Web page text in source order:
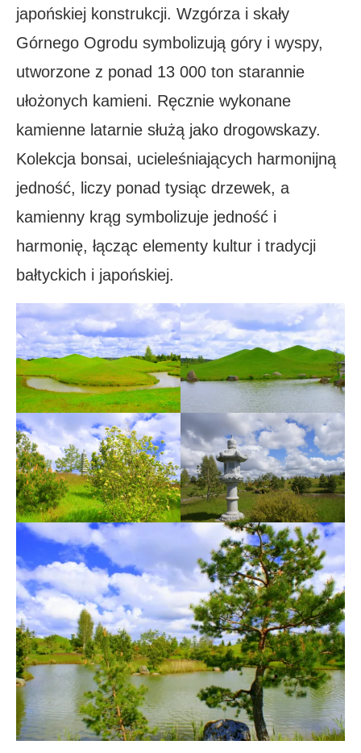
japońskiej konstrukcji. Wzgórza i skały
Górnego Ogrodu symbolizują góry i wyspy,
utworzone z ponad 13 000 ton starannie
ułożonych kamieni. Ręcznie wykonane
kamienne latarnie służą jako drogowskazy.
Kolekcja bonsai, ucieleśniających harmonijną
jedność, liczy ponad tysiąc drzewek, a
kamienny krąg symbolizuje jedność i
harmonię, łącząc elementy kultur i tradycji
bałtyckich i japońskiej.